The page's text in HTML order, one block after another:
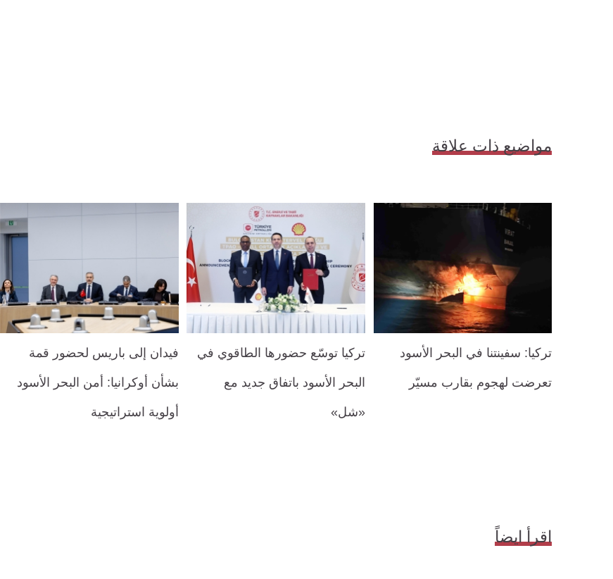
مواضيع ذات علاقة
تركيا: سفينتنا في البحر الأسود
تعرضت لهجوم بقارب مسيّر
تركيا توسّع حضورها الطاقوي في
البحر الأسود باتفاق جديد مع
«شل»
فيدان إلى باريس لحضور قمة
بشأن أوكرانيا: أمن البحر الأسود
أولوية استراتيجية
اقرأ ايضاً